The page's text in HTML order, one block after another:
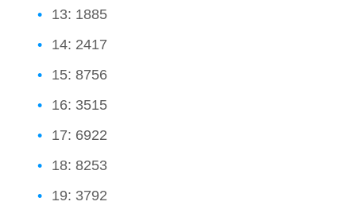
13: 1885
14: 2417
15: 8756
16: 3515
17: 6922
18: 8253
19: 3792